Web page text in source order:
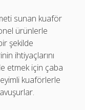
sunan kuaför
ürünlerle
şekilde
ihtiyaçlarını
etmek için çaba
kuaförlerle